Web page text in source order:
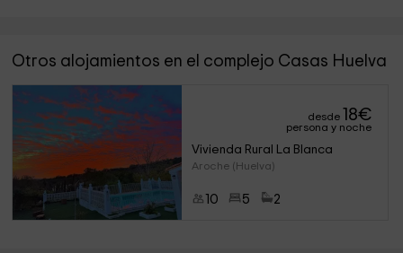
Otros alojamientos en el complejo Casas Huelva
desde 18€
persona y noche
Vivienda Rural La Blanca
Aroche (Huelva)
10 5 2